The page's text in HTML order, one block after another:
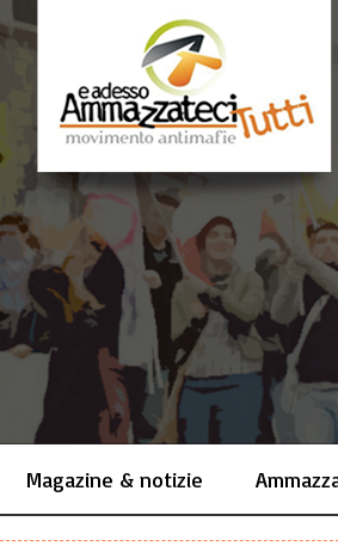
Magazine & notizie